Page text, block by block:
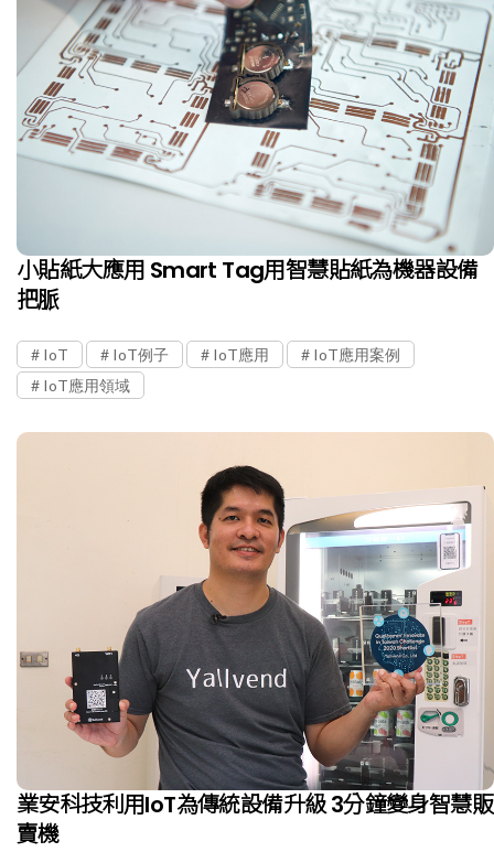
小貼紙大應用 Smart Tag用智慧貼紙為機器設備
把脈
IoT IoT例子 IoT應用
IoT應用案例
IoT應用領域
業安科技利用IoT為傳統設備升級 3分鐘變身智慧販
賣機